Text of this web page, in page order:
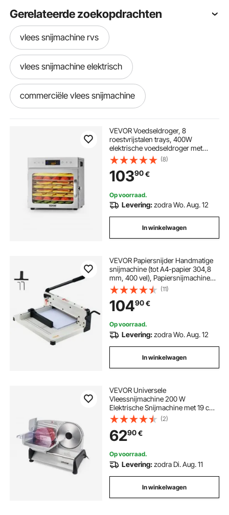
Gerelateerde zoekopdrachten
vlees snijmachine rvs
vlees snijmachine elektrisch
commerciële vlees snijmachine
snijmachine machine
automatisch snijmachine
ideaal snijmachine
Commerciële Snijmachine
snijmachine handmatig l snijmachine
snijmachine roestvrijstaal
roestvrijstalen snijmachine
VEVOR Voedseldroger, 8
roestvrijstalen trays, 400W
elektrische voedseldroger met
instelbare temperatuur, verwarmde
voedseldroger voor gedroogd
vlees, fruit, groenten, kruiden en
hondensnoepjes
(8)
10390€
Op voorraad.
Levering:zodra Wo. Aug. 12
In winkelwagen
VEVOR Papiersnijder Handmatige
snijmachine (tot A4-papier 304,8
mm, 400 vel), Papiersnijmachine
Hefboomsnijder, Guillotineschaar
voor papier Hoogste precisie
Kantoor Thuis School Wit
(11)
10490€
Op voorraad.
Levering:zodra Wo. Aug. 12
In winkelwagen
VEVOR Universele
Vleessnijmachine 200 W
Elektrische Snijmachine met 19 cm
Mes, Vleessnijmachine met
instelbare dikte van 0–15 mm, voor
Diepvriesvlees, Ham, Biefstuk
(2)
6290€
Op voorraad.
Levering:zodra Di. Aug. 11
In winkelwagen